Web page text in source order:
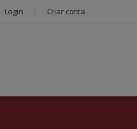
Login Criar conta